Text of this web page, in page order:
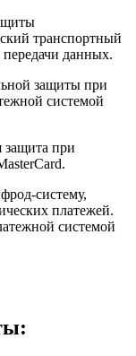
транспортный
данных.
защиты при
системой
защита при
систему,
платежей.
системой